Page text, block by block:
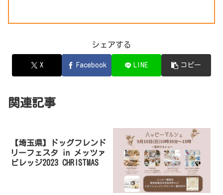
シェアする
X Facebook LINE コピー
関連記事
【埼玉県】ドッグフレンド
リーフェスタ in メッツァ
ビレッジ2023 CHRISTMAS